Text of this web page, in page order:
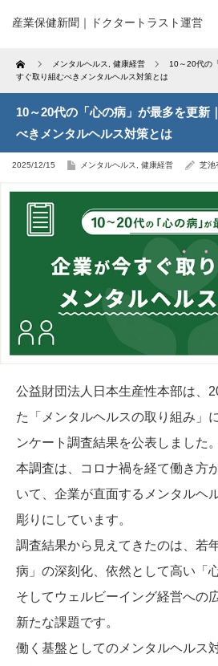
産業保健新聞｜ドクタートラスト運営
Home メンタルヘルス 健康経営
10～20代の
すぐ取り組むべきメンタルヘルス対策とは
10～20代の「心の病」が最多を更新
べきメンタルヘルス対策とは
2025/12/15 メンタルヘルス 健康経営 芝池
公益財団法人日本生産性本部は、
た「メンタルヘルスの取り組み」
ンケート調査結果を公表しました。
本調査は、コロナ禍を経て働き方
いて、企業が直面するメンタルヘ
彫りにしています。
調査結果から見えてきたのは、若
病」の深刻化、依然として高い「
そしてウェルビーイング経営への
新たな課題です。
働く基盤としてのメンタルヘルス